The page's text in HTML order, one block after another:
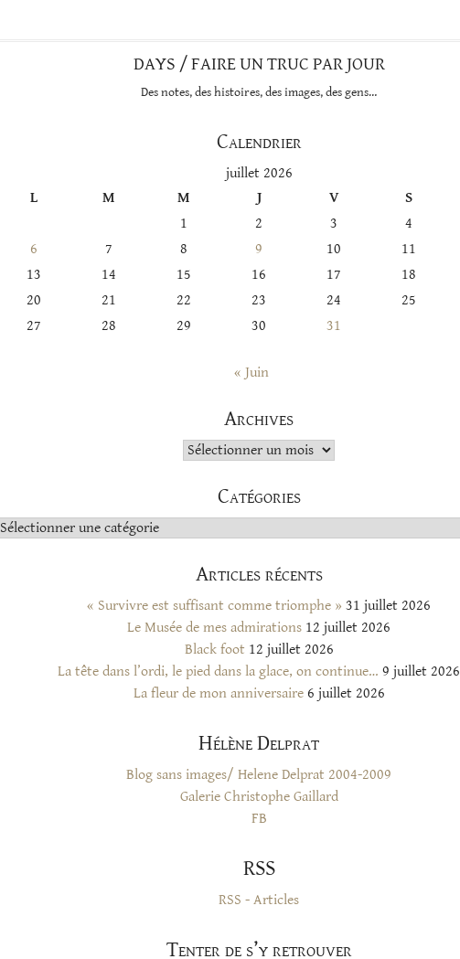
DAYS / FAIRE UN TRUC PAR JOUR
Des notes, des histoires, des images, des gens…
Calendrier
juillet 2026
L
M M J V S
1
2 3 4
6
7 8 9 10 11
13
14 15 16 17 18
20
21 22 23 24 25
27
28 29 30 31
« Juin
Archives
Archives
Catégories
Catégories
Articles récents
« Survivre est suffisant comme triomphe » 31 juillet 2026
Le Musée de mes admirations 12 juillet 2026
Black foot 12 juillet 2026
La tête dans l’ordi, le pied dans la glace, on continue… 9 juillet 2026
La fleur de mon anniversaire 6 juillet 2026
Hélène Delprat
Blog sans images/ Helene Delprat 2004-2009
Galerie Christophe Gaillard
FB
RSS
RSS - Articles
Tenter de s’y retrouver